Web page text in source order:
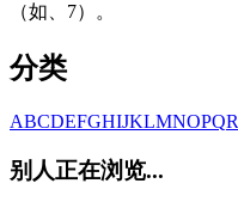
（如、7）。
分类
ABCDEFGHIJKLMNOPQR
别人正在浏览...